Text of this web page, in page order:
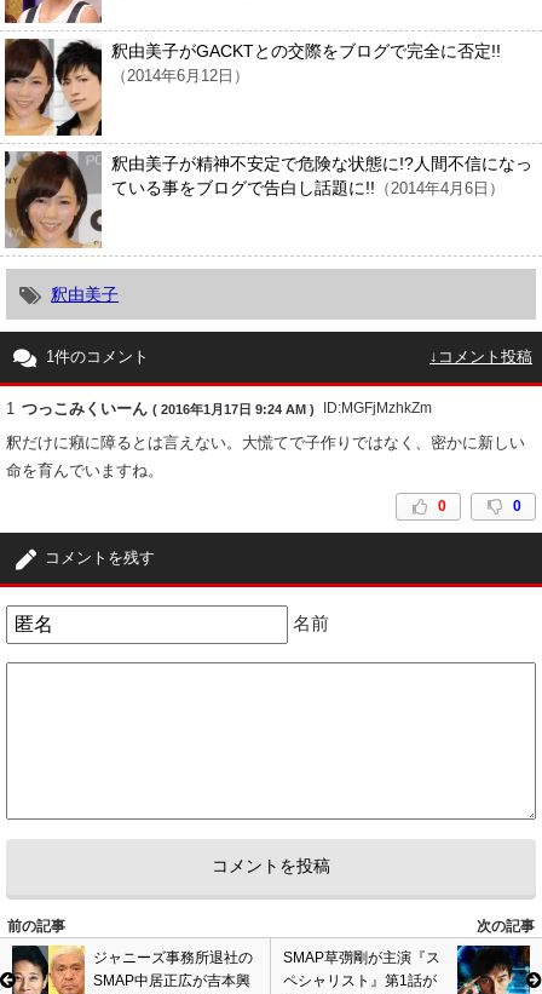
釈由美子がGACKTとの交際をブログで完全に否定!!
（2014年6月12日）
釈由美子が精神不安定で危険な状態に!?人間不信になっ
ている事をブログで告白し話題に!! （2014年4月6日）
釈由美子
1件のコメント ↓コメント投稿
1 つっこみくいーん ( 2016年1月17日 9:24 AM ) ID:MGFjMzhkZm
釈だけに癪に障るとは言えない。大慌てで子作りではなく、密かに新しい
命を育んでいますね。
0 0
コメントを残す
名前
前の記事
次の記事
ジャニーズ事務所退社の
SMAP中居正広が吉本興
SMAP草彅剛が主演『ス
ペシャリスト』第1話が